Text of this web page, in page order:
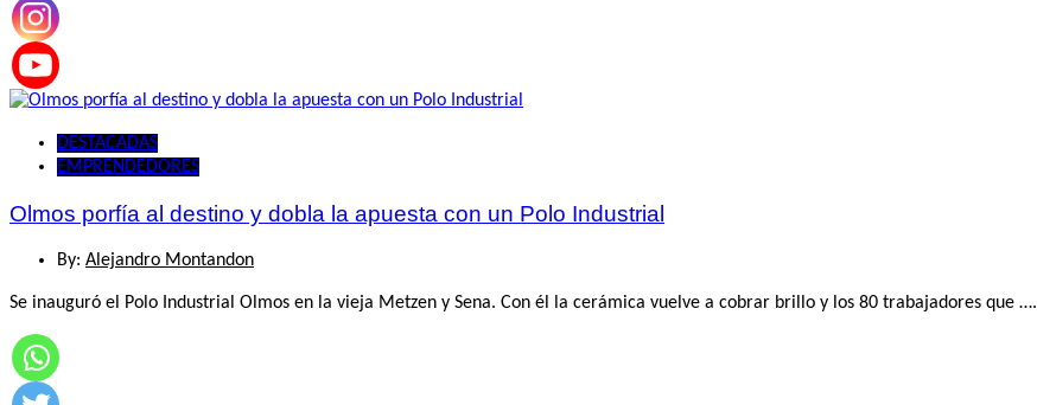
DESTACADAS
EMPRENDEDORES
Olmos porfía al destino y dobla la apuesta con un Polo Industrial
By: Alejandro Montandon
Se inauguró el Polo Industrial Olmos en la vieja Metzen y Sena. Con él la cerámica vuelve a cobrar brillo y los 80 trabajadores que ….